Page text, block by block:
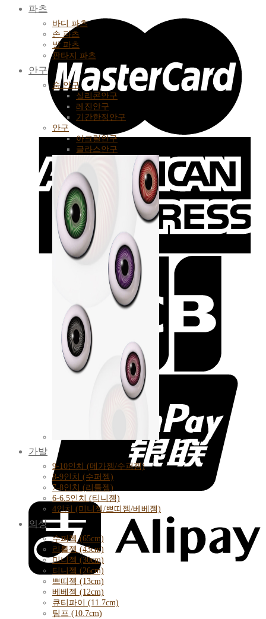
파츠
바디 파츠
손 파츠
발 파츠
판타지 파츠
안구
숨 안구
실리콘안구
레진안구
기간한정안구
안구
아크릴안구
글라스안구
가발
9-10인치 (메가젬/수퍼젬)
8-9인치 (수퍼젬)
7-8인치 (리틀젬)
6-6.5인치 (티니젬)
4인치 (미니젬/쁘띠젬/베베젬)
의상
수퍼젬 (65cm)
리틀젬 (43cm)
미니젬 (30cm)
티니젬 (26cm)
쁘띠젬 (13cm)
베베젬 (12cm)
큐티파이 (11.7cm)
팀프 (10.7cm)